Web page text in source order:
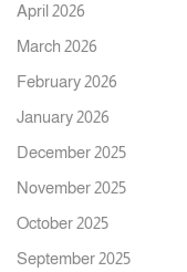
April 2026
March 2026
February 2026
January 2026
December 2025
November 2025
October 2025
September 2025